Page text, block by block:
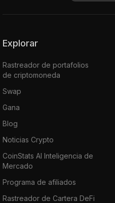
Explorar
Rastreador de portafolios
de criptomoneda
Swap
Gana
Blog
Noticias Crypto
CoinStats AI Inteligencia de
Mercado
Programa de afiliados
Rastreador de Cartera DeFi